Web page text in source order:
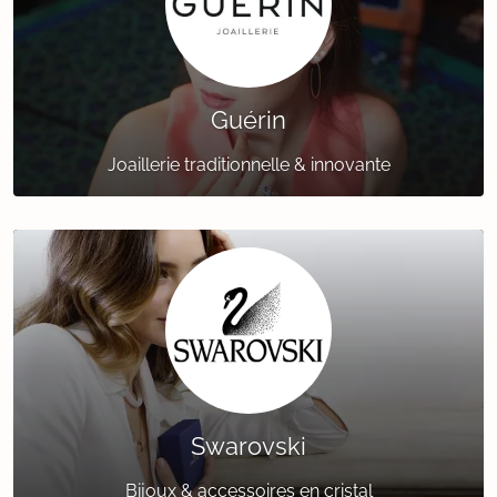
Guérin
Joaillerie traditionnelle & innovante
Swarovski
Bijoux & accessoires en cristal